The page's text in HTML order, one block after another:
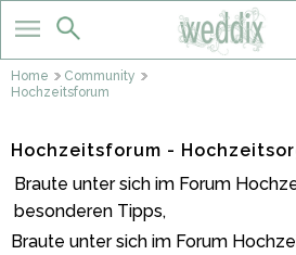
Home
Community
Hochzeitsforum
Hochzeitsforum -
Braute unter sich im Forum
besonderen Tipps,
Braute unter sich im Forum